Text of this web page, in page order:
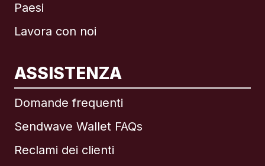
Paesi
Lavora con noi
ASSISTENZA
Domande frequenti
Sendwave Wallet FAQs
Reclami dei clienti
Internazionale English
Brasile